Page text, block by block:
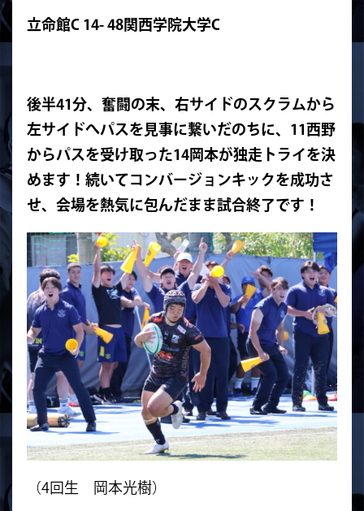
立命館C 14- 48関西学院大学C
後半41分、奮闘の末、右サイドのスクラムから
左サイドへパスを見事に繋いだのちに、11西野
からパスを受け取った14岡本が独走トライを決
めます！続いてコンバージョンキックを成功さ
せ、会場を熱気に包んだまま試合終了です！
（4回生 岡本光樹）